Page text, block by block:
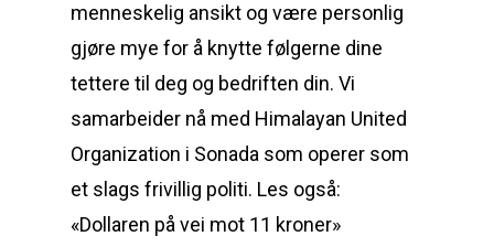
menneskelig ansikt og være personlig
gjøre mye for å knytte følgerne dine
tettere til deg og bedriften din. Vi
samarbeider nå med Himalayan United
Organization i Sonada som operer som
et slags frivillig politi. Les også:
«Dollaren på vei mot 11 kroner»